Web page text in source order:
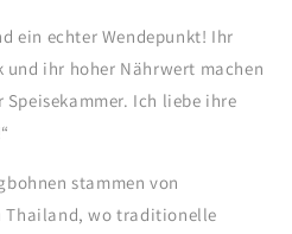
ein echter Wendepunkt! Ihr
und ihr hoher Nährwert machen
Speisekammer. Ich liebe ihre
stammen von
Thailand, wo traditionelle